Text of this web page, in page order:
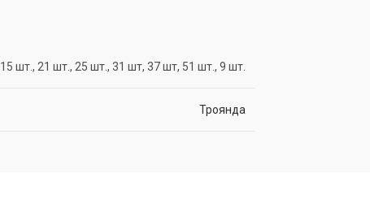
15 шт., 21 шт., 25 шт., 31 шт, 37 шт, 51 шт., 9 шт.
Троянда